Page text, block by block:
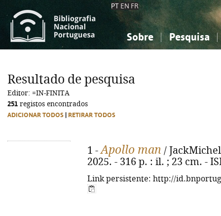
PT EN FR
Sobre Pesquisa
Ciências sociais...
Ciências sociais...
Resultado de pesquisa
Editor: =IN-FINITA
251 registos encontrados
ADICIONAR TODOS RETIRAR TODOS
1 -Apollo man /
2025. - 316 p. : il. ; 23 cm. -
Link persistente: http://